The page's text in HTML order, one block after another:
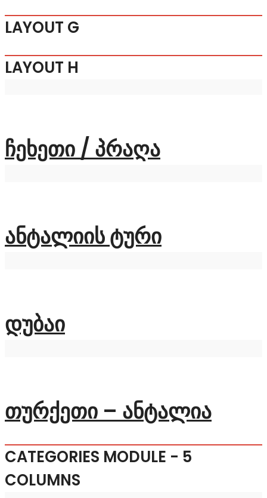
LAYOUT G
LAYOUT H
ჩეხეთი / პრაღა
ანტალიის ტური
დუბაი
თურქეთი – ანტალია
CATEGORIES MODULE - 5
COLUMNS